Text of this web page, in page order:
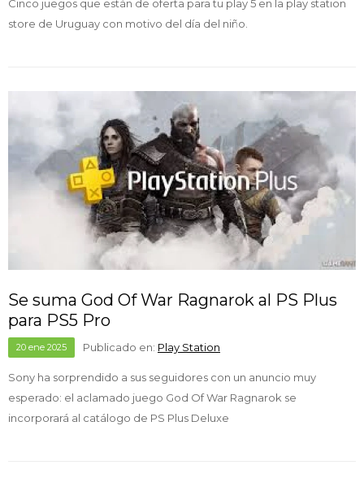
Cinco juegos que están de oferta para tu play 5 en la play station
store de Uruguay con motivo del día del niño.
Se suma God Of War Ragnarok al PS Plus
para PS5 Pro
20 ene 2025 Publicado en: Play Station
Sony ha sorprendido a sus seguidores con un anuncio muy
esperado: el aclamado juego God Of War Ragnarok se
incorporará al catálogo de PS Plus Deluxe